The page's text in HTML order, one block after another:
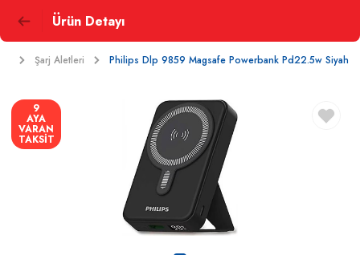
Ürün Detayı
Şarj Aletleri Philips Dlp 9859 Magsafe Powerbank Pd22.5w Siyah
9
AYA
VARAN
TAKSİT